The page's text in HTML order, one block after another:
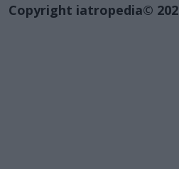
Copyright iatropedia©